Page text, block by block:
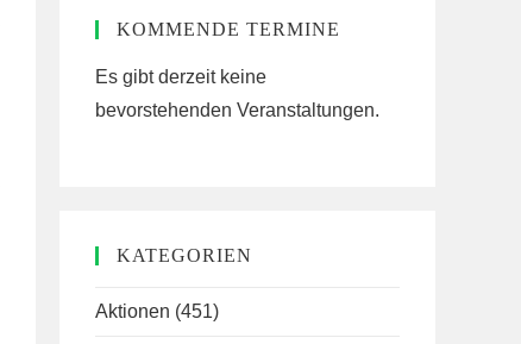
KOMMENDE TERMINE
Es gibt derzeit keine
bevorstehenden Veranstaltungen.
KATEGORIEN
Aktionen (451)